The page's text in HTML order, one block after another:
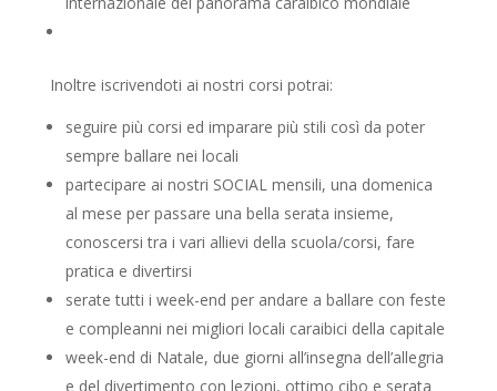
Inoltre iscrivendoti ai nostri corsi potrai:
seguire più corsi ed imparare più stili così da poter
sempre ballare nei locali
partecipare ai nostri SOCIAL mensili, una domenica
al mese per passare una bella serata insieme,
conoscersi tra i vari allievi della scuola/corsi, fare
pratica e divertirsi
serate tutti i week-end per andare a ballare con feste
e compleanni nei migliori locali caraibici della capitale
week-end di Natale, due giorni all’insegna dell’allegria
e del divertimento con lezioni, ottimo cibo e serata